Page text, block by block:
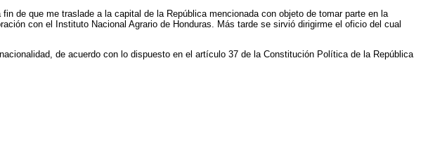
de que me traslade a la capital de la República mencionada con objeto de tomar parte en la
con el Instituto Nacional Agrario de Honduras. Más tarde se sirvió dirigirme el oficio del cual
de acuerdo con lo dispuesto en el artículo 37 de la Constitución Política de la República